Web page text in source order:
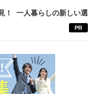
！ 一人暮らしの新しい選
PR